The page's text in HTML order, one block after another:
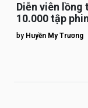
Diễn viên lồng
10.000 tập
nhất”
by Huyền My Trương